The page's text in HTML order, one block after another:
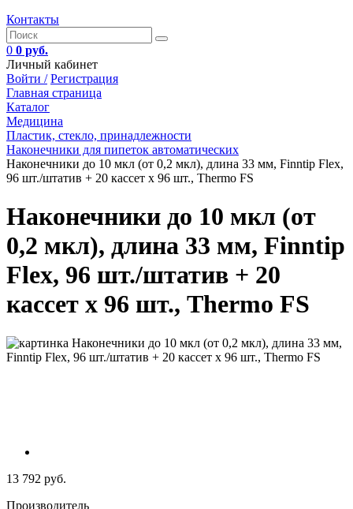
Контакты
0 0 руб.
Личный кабинет
Войти / Регистрация
Главная страница
Каталог
Медицина
Пластик, стекло, принадлежности
Наконечники для пипеток автоматических
Наконечники до 10 мкл (от 0,2 мкл), длина 33 мм, Finntip Flex,
96 шт./штатив + 20 кассет х 96 шт., Thermo FS
Наконечники до 10 мкл (от
0,2 мкл), длина 33 мм, Finntip
Flex, 96 шт./штатив + 20
кассет х 96 шт., Thermo FS
13 792 руб.
Производитель